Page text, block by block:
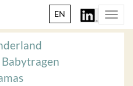
EN
Babytragen